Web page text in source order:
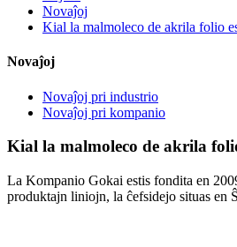
Novaĵoj
Kial la malmoleco de akrila folio
Novaĵoj
Novaĵoj pri industrio
Novaĵoj pri kompanio
Kial la malmoleco de akrila
La Kompanio Gokai estis fondita en
produktajn liniojn, la ĉefsidejo situas en